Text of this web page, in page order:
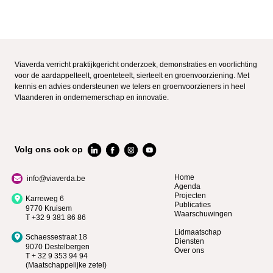
Viaverda verricht praktijkgericht onderzoek, demonstraties en voorlichting
voor de aardappelteelt, groenteteelt, sierteelt en groenvoorziening. Met
kennis en advies ondersteunen we telers en groenvoorzieners in heel
Vlaanderen in ondernemerschap en innovatie.
Volg ons ook op
info@viaverda.be
Karreweg 6
9770 Kruisem
T +32 9 381 86 86
Schaessestraat 18
9070 Destelbergen
T + 32 9 353 94 94
(Maatschappelijke zetel)
Home
Agenda
Projecten
Publicaties
Waarschuwingen
Lidmaatschap
Diensten
Over ons